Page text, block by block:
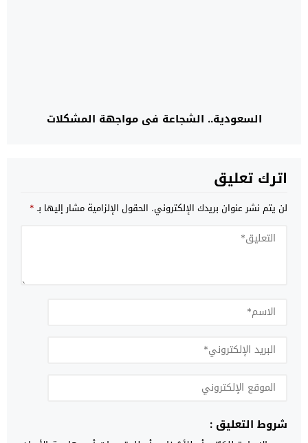
السعودية.. الشجاعة في مواجهة المشكلات
اترك تعليق
لن يتم نشر عنوان بريدك الإلكتروني. الحقول الإلزامية مشار إليها بـ*
شروط التعليق :